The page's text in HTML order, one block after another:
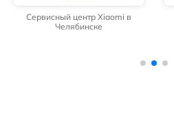
Сервисный центр Xiaomi в
Челябинске